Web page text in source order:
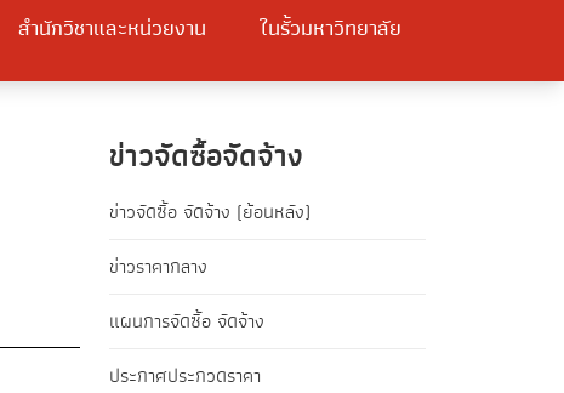
สำนักวิชาและหน่วยงาน ในรั้วมหาวิทยาลัย
ข่าวจัดซื้อจัดจ้าง
ข่าวจัดซื้อ จัดจ้าง (ย้อนหลัง)
ข่าวราคากลาง
แผนการจัดซื้อ จัดจ้าง
ประกาศประกวดราคา